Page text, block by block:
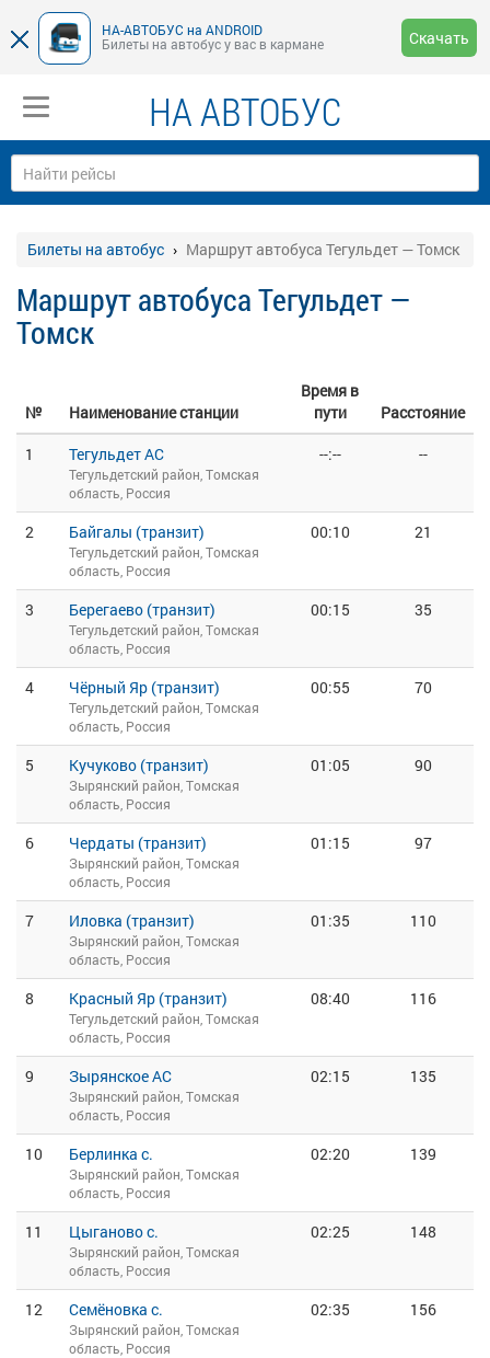
НА-АВТОБУС на ANDROID
Билеты на автобус у вас в кармане
Скачать
НА АВТОБУС
Билеты на автобус Маршрут автобуса Тегульдет — Томск
Маршрут автобуса Тегульдет —
Томск
№ Наименование станции
Время в
пути
Расстояние
1
Тегульдет АС
Тегульдетский район, Томская
область, Россия
--:-- --
2 Байгалы (транзит)
Тегульдетский район, Томская
область, Россия
00:10 21
3 Берегаево (транзит)
Тегульдетский район, Томская
область, Россия
00:15 35
4 Чёрный Яр (транзит)
Тегульдетский район, Томская
область, Россия
00:55 70
5 Кучуково (транзит)
Зырянский район, Томская
область, Россия
01:05 90
6 Чердаты (транзит)
Зырянский район, Томская
область, Россия
01:15 97
7 Иловка (транзит)
Зырянский район, Томская
область, Россия
01:35 110
8 Красный Яр (транзит)
Тегульдетский район, Томская
область, Россия
08:40 116
9 Зырянское АС
Зырянский район, Томская
область, Россия
02:15 135
10 Берлинка с.
Зырянский район, Томская
область, Россия
02:20 139
11 Цыганово с.
Зырянский район, Томская
область, Россия
02:25 148
12 Семёновка с.
Зырянский район, Томская
область, Россия
02:35 156